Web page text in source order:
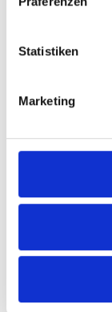
Statistiken
Marketing